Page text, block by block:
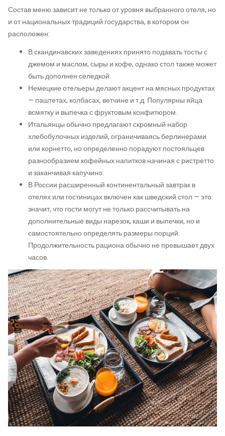
Состав меню зависит не только от уровня выбранного отеля, но
и от национальных традиций государства, в котором он
расположен:
В скандинавских заведениях принято подавать тосты с
джемом и маслом, сыры и кофе, однако стол также может
быть дополнен селедкой.
Немецкие отельеры делают акцент на мясных продуктах
— паштетах, колбасах, ветчине и т.д. Популярны яйца
всмятку и выпечка с фруктовым конфитюром.
Итальянцы обычно предлагают скромный набор
хлебобулочных изделий, ограничиваясь берлинерами
или корнетто, но определенно порадуют постояльцев
разнообразием кофейных напитков начиная с ристретто
и заканчивая капучино.
В России расширенный континентальный завтрак в
отелях или гостиницах включен как шведский стол — это
значит, что гости могут не только рассчитывать на
дополнительные виды нарезок, каши и выпечки, но и
самостоятельно определять размеры порций.
Продолжительность рациона обычно не превышает двух
часов.